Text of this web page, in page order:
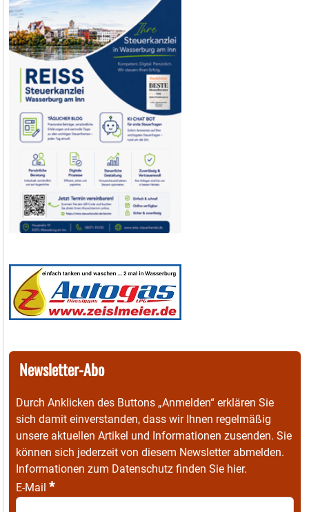
Newsletter-Abo
Durch Anklicken des Buttons „Anmelden“ erklären Sie
sich damit einverstanden, dass wir Ihnen regelmäßig
unsere aktuellen Artikel und Informationen zusenden. Sie
können sich jederzeit von diesem Newsletter abmelden.
Informationen zum Datenschutz finden Sie hier.
E-Mail *